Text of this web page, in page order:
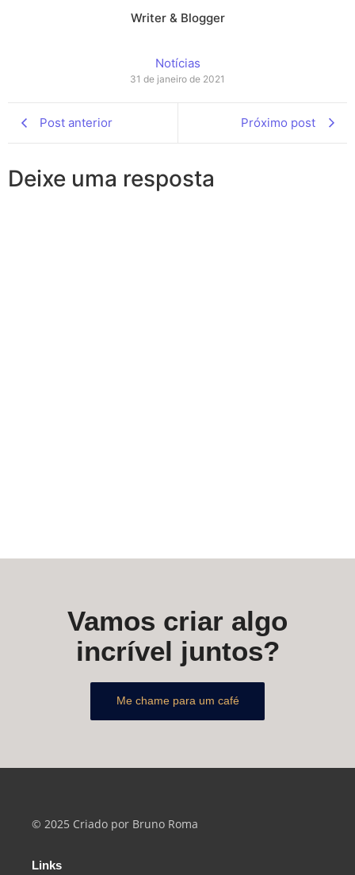
Writer & Blogger
Notícias
31 de janeiro de 2021
Post anterior Próximo post
Deixe uma resposta
Vamos criar algo
incrível juntos?
Me chame para um café
© 2025 Criado por Bruno Roma
Links